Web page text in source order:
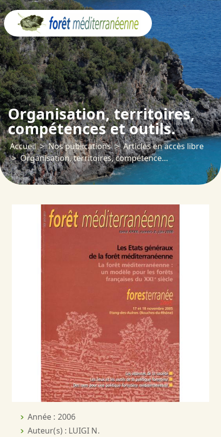
Organisation, territoires,
compétences et outils.
Accueil Nos publications
Articles en accès libre
Organisation, territoires, compétences et outils.
Année : 2006
Auteur(s) : LUIGI N.
Panneau de gestion des cookies